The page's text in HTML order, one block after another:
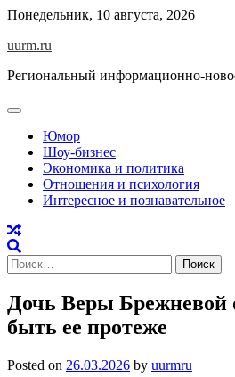
Skip
content
Понедельник, 10 августа, 2026
uurm.ru
Региональный информационно-
Юмор
Шоу-бизнес
Экономика и политика
Отношения и психология
Интересное и познавательное
Найти:
Дочь Веры Брежневой
быть ее протеже
Posted on 26.03.2026 by uurmru